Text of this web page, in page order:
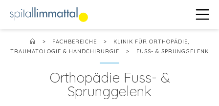
> FACHBEREICHE >
KLINIK FÜR ORTHOPÄDIE,
TRAUMATOLOGIE & HANDCHIRURGIE
> FUSS- & SPRUNGGELENK
Orthopädie Fuss- &
Sprunggelenk